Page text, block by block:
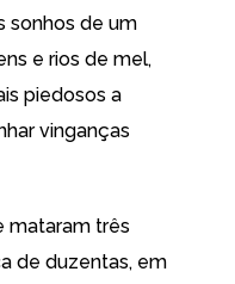
sonhos de um
e rios de mel,
piedosos a
vinganças
mataram três
de duzentas, em